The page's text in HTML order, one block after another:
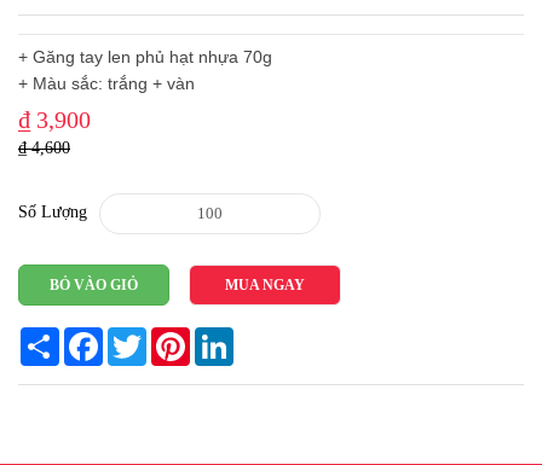
+ Găng tay len phủ hạt nhựa 70g
+ Màu sắc: trắng + vàn
₫ 3,900
₫ 4,600
Số Lượng
BỎ VÀO GIỎ MUA NGAY
Share FacebookTwitterPinterest